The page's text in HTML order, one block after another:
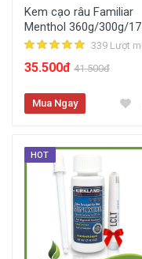
Kem cạo râu Familiar
Menthol 360g/300g/
339 Lượt
35.500đ 41.500đ
Mua Ngay
HOT